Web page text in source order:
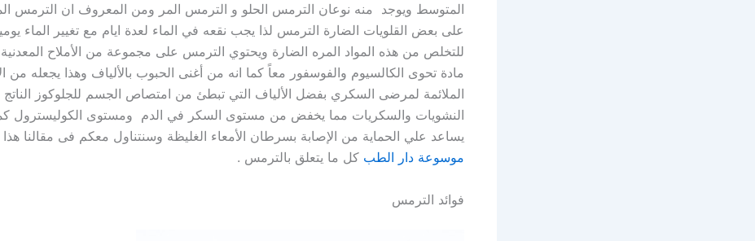
المتوسط ويوجد منه نوعان الترمس الحلو و الترمس المر ومن المعروف ان الترمس
على بعض القلويات الضارة الترمس لذا يجب نقعه في الماء لعدة ايام مع تغيير الماء
للتخلص من هذه المواد المره الضارة ويحتوي الترمس على مجموعة من الأملاح
مادة تحوى الكالسيوم والفوسفور معاً كما انه من أغنى الحبوب بالألياف وهذا يجعله من
الملائمة لمرضى السكري بفضل الألياف التي تبطئ من امتصاص الجسم للجلوكوز
النشويات والسكريات مما يخفض من مستوى السكر في الدم ومستوى الكوليسترول
يساعد علي الحماية من الإصابة بسرطان الأمعاء الغليظة وسنتناول معكم فى مقالنا
موسوعة دار الطب كل ما يتعلق بالترمس .
فوائد الترمس